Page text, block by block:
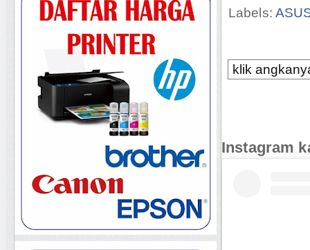
Labels:
klik
Instagram